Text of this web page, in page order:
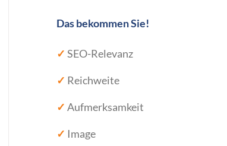
Das bekommen Sie!
✓ SEO-Relevanz
✓ Reichweite
✓ Aufmerksamkeit
✓ Image